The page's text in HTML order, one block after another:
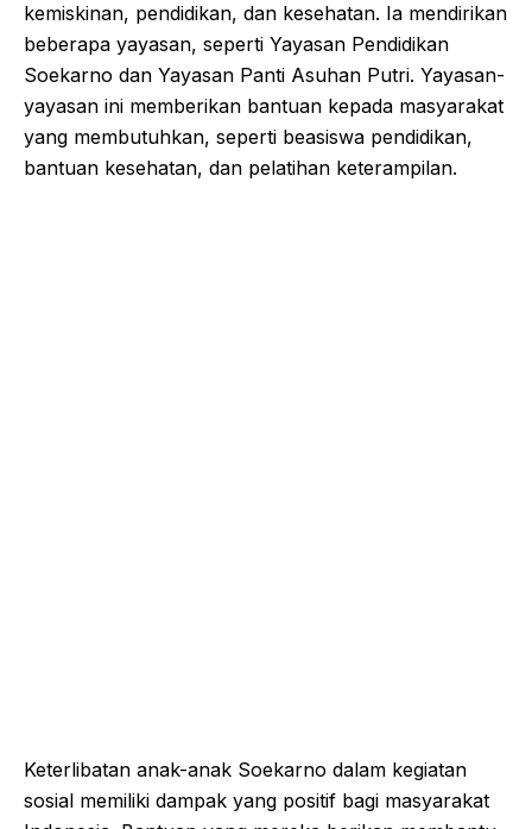
kemiskinan, pendidikan, dan kesehatan. Ia mendirikan
beberapa yayasan, seperti Yayasan Pendidikan
Soekarno dan Yayasan Panti Asuhan Putri. Yayasan-
yayasan ini memberikan bantuan kepada masyarakat
yang membutuhkan, seperti beasiswa pendidikan,
bantuan kesehatan, dan pelatihan keterampilan.
Keterlibatan anak-anak Soekarno dalam kegiatan
sosial memiliki dampak yang positif bagi masyarakat